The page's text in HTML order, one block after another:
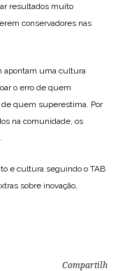
resultados muito
conservadores nas
apontam uma cultura
o erro de quem
quem superestima. Por
na comunidade, os
e cultura seguindo o TAB
sobre inovação,
Compartilh